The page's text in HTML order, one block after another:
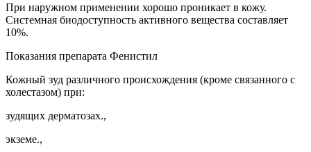
При наружном применении хорошо проникает в кожу.
Системная биодоступность активного вещества составляет
10%.
Показания препарата Фенистил
Кожный зуд различного происхождения (кроме связанного с
холестазом) при:
зудящих дерматозах.,
экземе.,